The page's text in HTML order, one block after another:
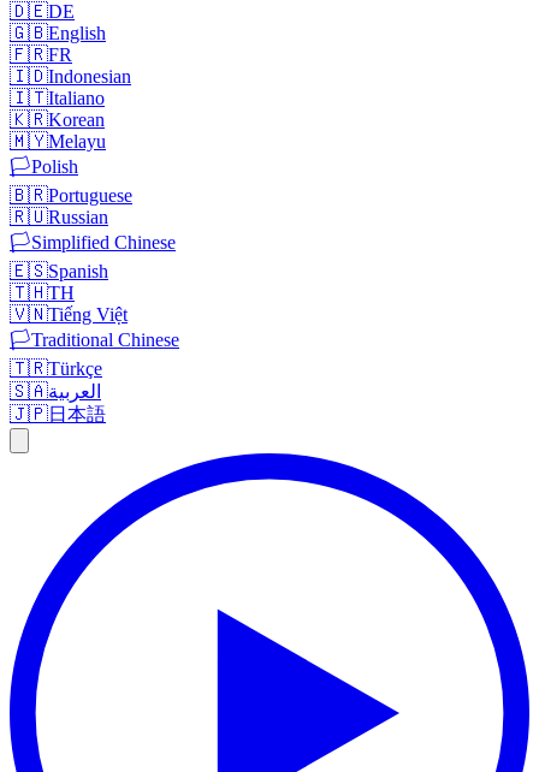
🇩🇪DE
🇬🇧English
🇫🇷FR
🇮🇩Indonesian
🇮🇹Italiano
🇰🇷Korean
🇲🇾Melayu
🏳️Polish
🇧🇷Portuguese
🇷🇺Russian
🏳️Simplified Chinese
🇪🇸Spanish
🇹🇭TH
🇻🇳Tiếng Việt
🏳️Traditional Chinese
🇹🇷Türkçe
🇸🇦العربية
🇯🇵日本語